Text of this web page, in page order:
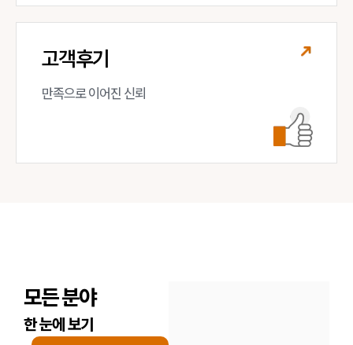
고객후기
만족으로 이어진 신뢰
모든 분야
한 눈에 보기